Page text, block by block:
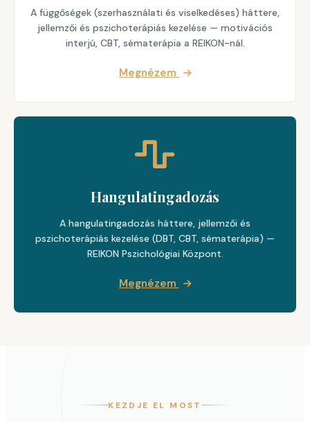
A függőségek (szerhasználati és viselkedéses) háttere,
jellemzői és pszichoterápiás kezelése — motivációs
interjú, CBT, sématerápia a REIKON-nál.
Megnézem
Hangulatingadozás
A hangulatingadozás háttere, jellemzői és
pszichoterápiás kezelése (DBT, CBT, sématerápia) —
REIKON Pszichológiai Központ.
Megnézem
KEZDJE EL MOST